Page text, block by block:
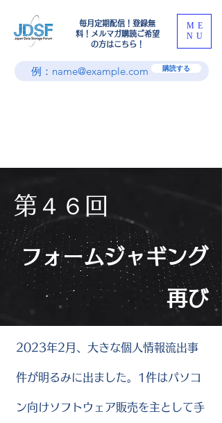
​毎月定期配信！登録無
料！メルマガ購読ご希望
の方はこちら！
ME
NU
購読する
第４６回
フォームジャギング
再び
2023年2月、大きな個人情報流出事
件が明るみに出ました。1件はパソコ
ン向けソフトウェア販売を主として手